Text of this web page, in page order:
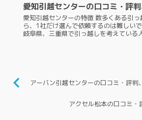
愛知引越センターの口コミ・評
愛知引越センターの特徴 数多くある引
ら、1社だけ選んで依頼するのは難しい
岐阜県、三重県で引っ越しを考えている
アーバン引越センターの口コミ・評判
アクセル松本の口コミ・